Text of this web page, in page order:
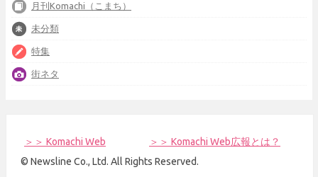
月刊Komachi（こまち）
未分類
特集
街ネタ
＞＞ Komachi Web
＞＞ Komachi Web広報とは？
© Newsline Co., Ltd. All Rights Reserved.